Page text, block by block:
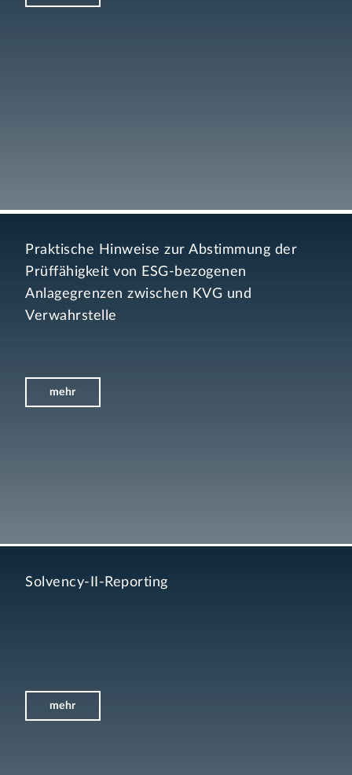
Praktische Hinweise zur Abstimmung der
Prüffähigkeit von ESG-bezogenen
Anlagegrenzen zwischen KVG und
Verwahrstelle
mehr
Solvency-II-Reporting
mehr